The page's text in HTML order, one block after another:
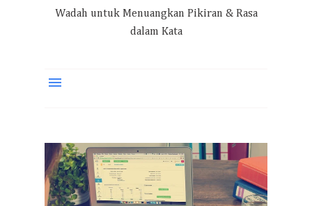
Wadah untuk Menuangkan Pikiran & Rasa
dalam Kata